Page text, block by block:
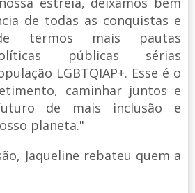
de todas as conquistas e
de termos mais pautas
públicas sérias
LGBTQIAP+. Esse é o
caminhar juntos e
de mais inclusão e
planeta."
Jaqueline rebateu quem a